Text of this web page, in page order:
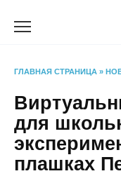
ГЛАВНАЯ СТРАНИЦА »
для
плашках